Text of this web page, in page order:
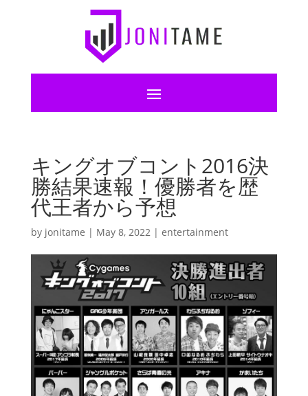
キングオブコント2016決
勝結果速報！優勝者を歴
代王者から予想
by jonitame | May 8, 2022| entertainment